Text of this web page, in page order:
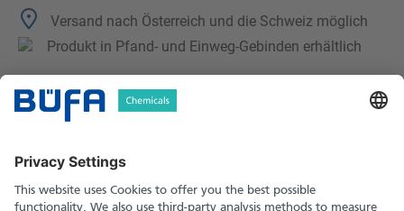
Versand nach Österreich und die Schweiz möglich
Produkt in Pfand- und Einweg-Gebinden erhältlich
Technische Merkmale
Sicherheitshinweise